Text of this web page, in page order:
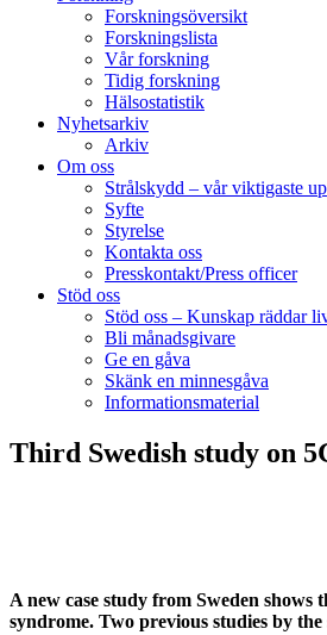
Forskningsöversikt
Forskningslista
Vår forskning
Tidig forskning
Hälsostatistik
Nyhetsarkiv
Arkiv
Om oss
Strålskydd – vår viktigaste
Syfte
Styrelse
Kontakta oss
Presskontakt/Press officer
Stöd oss
Stöd oss – Kunskap räddar
Bli månadsgivare
Ge en gåva
Skänk en minnesgåva
Informationsmaterial
Third Swedish study on
A new case study from Sweden
syndrome. Two previous studies by